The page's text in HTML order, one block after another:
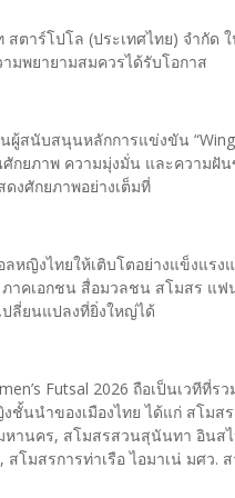
าร์โปโล (ประเทศไทย) จำกัด
มพยายามสมควรได้รับโอกาส
ผู้สนับสนุนหลักการแข่งขัน
ศักยภาพ ความมุ่งมั่น และความ
งศักยภาพอย่างเต็มที่
หญิงไทยให้เติบโตอย่างแข็งแร
าคเอกชน สื่อมวลชน สโมสร แ
ลี่ยนแปลงที่ยิ่งใหญ่ได้
Futsal 2026 ถือเป็นเวทีที่ร
นนำของเมืองไทย ได้แก่ สโมสร
านคร, สโมสรสวนสุนันทา อินส
โมสรการท่าเรือ ไอมาเน่ มศว.